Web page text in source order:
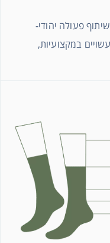
פעולה יהודי-
במקצועיות,